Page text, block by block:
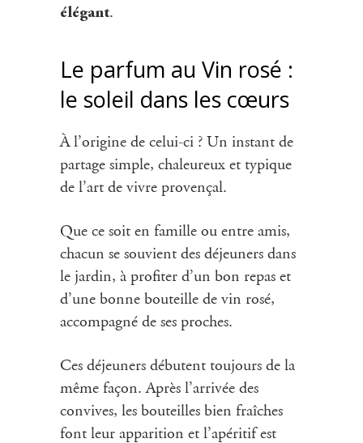
élégant.
Le parfum au Vin rosé :
le soleil dans les cœurs
À l’origine de celui-ci ? Un instant de
partage simple, chaleureux et typique
de l’art de vivre provençal.
Que ce soit en famille ou entre amis,
chacun se souvient des déjeuners dans
le jardin, à profiter d’un bon repas et
d’une bonne bouteille de vin rosé,
accompagné de ses proches.
Ces déjeuners débutent toujours de la
même façon. Après l’arrivée des
convives, les bouteilles bien fraîches
font leur apparition et l’apéritif est